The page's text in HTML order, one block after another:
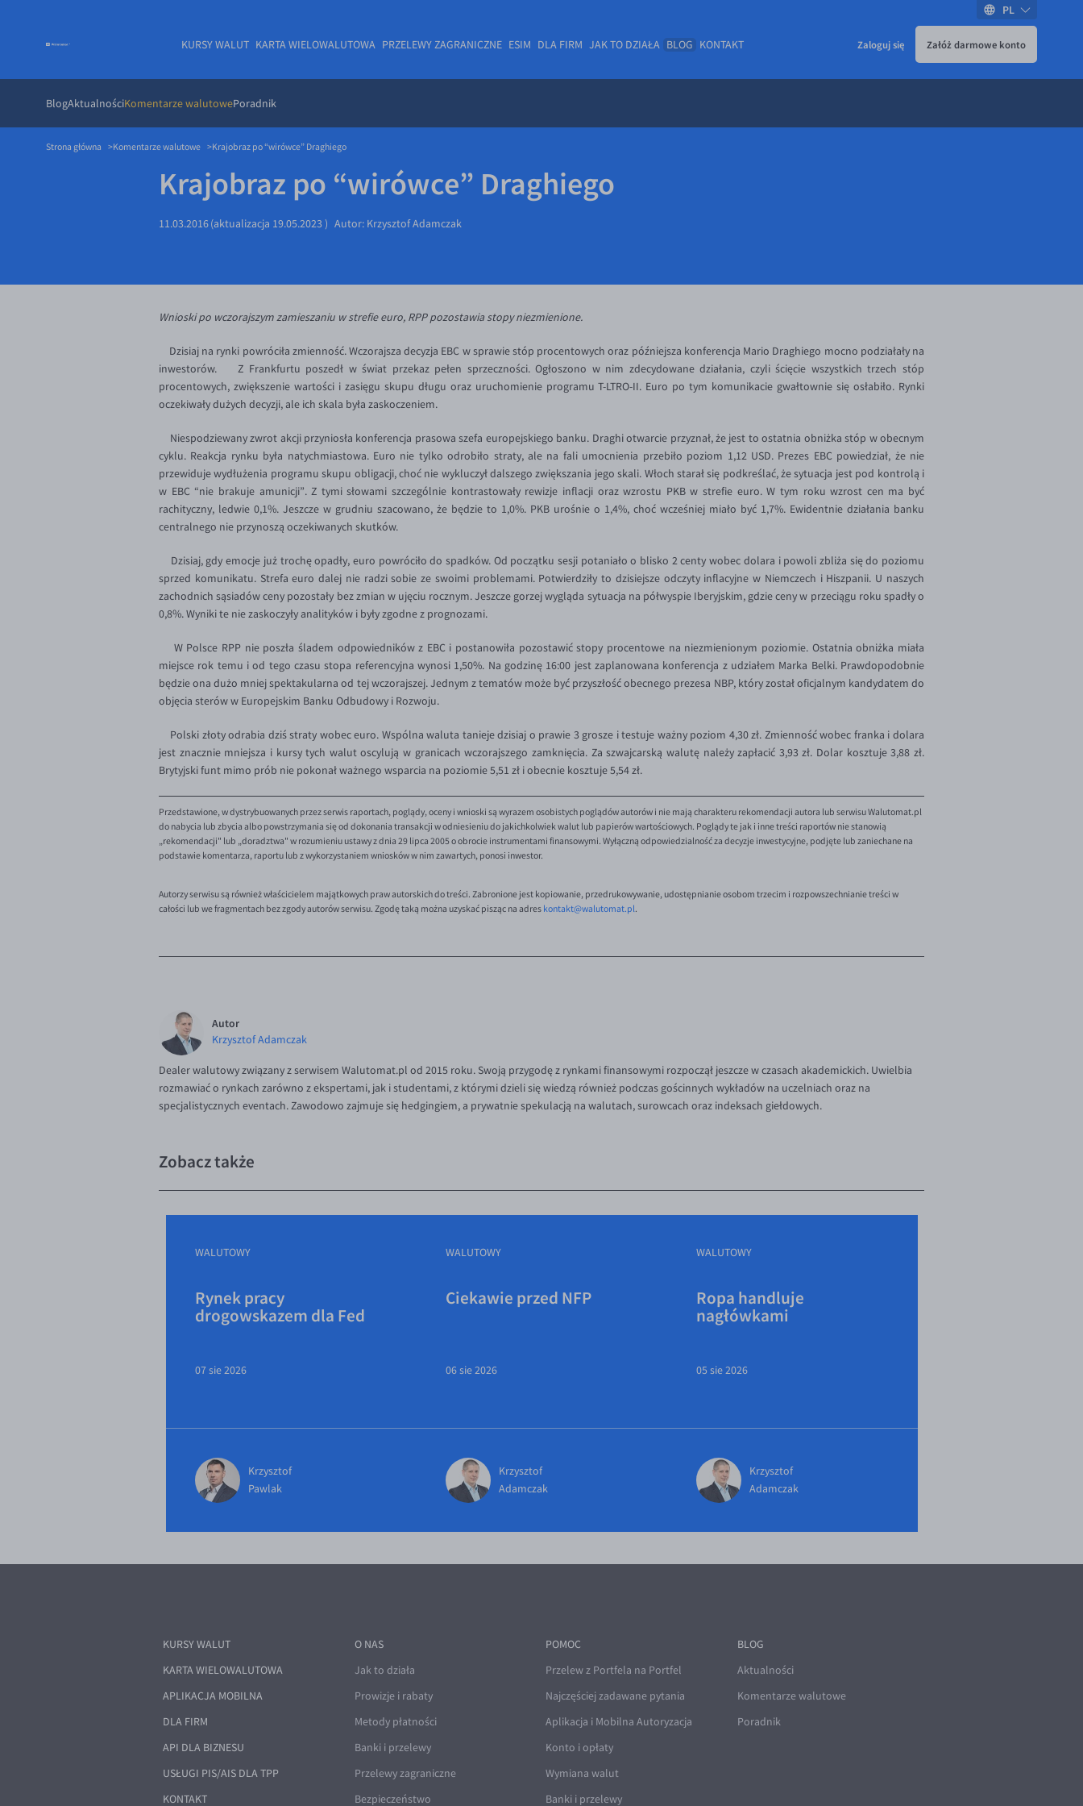
KURSY WALUT KARTA WIELOWALUTOWA PRZELEWY ZAGRANICZNE ESIM DLA FIRM JAK TO DZIAŁA BLOG
BlogAktualnościKomentarze walutowePoradnik
KONTAKT Zaloguj się Załóż darmowe konto
PL
Strona główna Komentarze walutowe Krajobraz po “wirówce” Draghiego
Krajobraz po “wirówce” Draghiego
11.03.2016(aktualizacja 19.05.2023 ) Autor: Krzysztof Adamczak
Wnioski po wczorajszym zamieszaniu w strefie euro, RPP pozostawia stopy niezmienione.
Dzisiaj na rynki powróciła zmienność. Wczorajsza decyzja EBC w sprawie stóp procentowych oraz późniejsza konferencja Mario Draghiego mocno podziałały na
inwestorów. Z Frankfurtu poszedł w świat przekaz pełen sprzeczności. Ogłoszono w nim zdecydowane działania, czyli ścięcie wszystkich trzech stóp
procentowych, zwiększenie wartości i zasięgu skupu długu oraz uruchomienie programu T-LTRO-II. Euro po tym komunikacie gwałtownie się osłabiło. Rynki
oczekiwały dużych decyzji, ale ich skala była zaskoczeniem.
Niespodziewany zwrot akcji przyniosła konferencja prasowa szefa europejskiego banku. Draghi otwarcie przyznał, że jest to ostatnia obniżka stóp w obecnym
cyklu. Reakcja rynku była natychmiastowa. Euro nie tylko odrobiło straty, ale na fali umocnienia przebiło poziom 1,12 USD. Prezes EBC powiedział, że nie
przewiduje wydłużenia programu skupu obligacji, choć nie wykluczył dalszego zwiększania jego skali. Włoch starał się podkreślać, że sytuacja jest pod kontrolą i
w EBC “nie brakuje amunicji”. Z tymi słowami szczególnie kontrastowały rewizje inflacji oraz wzrostu PKB w strefie euro. W tym roku wzrost cen ma być
rachityczny, ledwie 0,1%. Jeszcze w grudniu szacowano, że będzie to 1,0%. PKB urośnie o 1,4%, choć wcześniej miało być 1,7%. Ewidentnie działania banku
centralnego nie przynoszą oczekiwanych skutków.
Dzisiaj, gdy emocje już trochę opadły, euro powróciło do spadków. Od początku sesji potaniało o blisko 2 centy wobec dolara i powoli zbliża się do poziomu
sprzed komunikatu. Strefa euro dalej nie radzi sobie ze swoimi problemami. Potwierdziły to dzisiejsze odczyty inflacyjne w Niemczech i Hiszpanii. U naszych
zachodnich sąsiadów ceny pozostały bez zmian w ujęciu rocznym. Jeszcze gorzej wygląda sytuacja na półwyspie Iberyjskim, gdzie ceny w przeciągu roku spadły o
0,8%. Wyniki te nie zaskoczyły analityków i były zgodne z prognozami.
W Polsce RPP nie poszła śladem odpowiedników z EBC i postanowiła pozostawić stopy procentowe na niezmienionym poziomie. Ostatnia obniżka miała
miejsce rok temu i od tego czasu stopa referencyjna wynosi 1,50%. Na godzinę 16:00 jest zaplanowana konferencja z udziałem Marka Belki. Prawdopodobnie
będzie ona dużo mniej spektakularna od tej wczorajszej. Jednym z tematów może być przyszłość obecnego prezesa NBP, który został oficjalnym kandydatem do
objęcia sterów w Europejskim Banku Odbudowy i Rozwoju.
Polski złoty odrabia dziś straty wobec euro. Wspólna waluta tanieje dzisiaj o prawie 3 grosze i testuje ważny poziom 4,30 zł. Zmienność wobec franka i dolara
jest znacznie mniejsza i kursy tych walut oscylują w granicach wczorajszego zamknięcia. Za szwajcarską walutę należy zapłacić 3,93 zł. Dolar kosztuje 3,88 zł.
Brytyjski funt mimo prób nie pokonał ważnego wsparcia na poziomie 5,51 zł i obecnie kosztuje 5,54 zł.
Przedstawione, w dystrybuowanych przez serwis raportach, poglądy, oceny i wnioski są wyrazem osobistych poglądów autorów i nie mają charakteru rekomendacji autora lub serwisu Walutomat.pl
do nabycia lub zbycia albo powstrzymania się od dokonania transakcji w odniesieniu do jakichkolwiek walut lub papierów wartościowych. Poglądy te jak i inne treści raportów nie stanowią
„rekomendacji" lub „doradztwa" w rozumieniu ustawy z dnia 29 lipca 2005 o obrocie instrumentami finansowymi. Wyłączną odpowiedzialność za decyzje inwestycyjne, podjęte lub zaniechane na
podstawie komentarza, raportu lub z wykorzystaniem wniosków w nim zawartych, ponosi inwestor.
Autorzy serwisu są również właścicielem majątkowych praw autorskich do treści. Zabronione jest kopiowanie, przedrukowywanie, udostępnianie osobom trzecim i rozpowszechnianie treści w
całości lub we fragmentach bez zgody autorów serwisu. Zgodę taką można uzyskać pisząc na adres kontakt@walutomat.pl.
Autor
Krzysztof Adamczak
Dealer walutowy związany z serwisem Walutomat.pl od 2015 roku. Swoją przygodę z rynkami finansowymi rozpoczął jeszcze w czasach akademickich. Uwielbia
rozmawiać o rynkach zarówno z ekspertami, jak i studentami, z którymi dzieli się wiedzą również podczas gościnnych wykładów na uczelniach oraz na
specjalistycznych eventach. Zawodowo zajmuje się hedgingiem, a prywatnie spekulacją na walutach, surowcach oraz indeksach giełdowych.
Zobacz także
WALUTOWY
Rynek pracy
drogowskazem dla Fed
07 sie 2026
Krzysztof
Pawlak
WALUTOWY
Ciekawie przed NFP
06 sie 2026
Krzysztof
Adamczak
WALUTOWY
Ropa handluje
nagłówkami
05 sie 2026
Krzysztof
Adamczak
KURSY WALUT
KARTA WIELOWALUTOWA
APLIKACJA MOBILNA
DLA FIRM
API DLA BIZNESU
USŁUGI PIS/AIS DLA TPP
KONTAKT
O NAS
Jak to działa
Prowizje i rabaty
Metody płatności
Banki i przelewy
Przelewy zagraniczne
Bezpieczeństwo
POMOC
Przelew z Portfela na Portfel
Najczęściej zadawane pytania
Aplikacja i Mobilna Autoryzacja
Konto i opłaty
Wymiana walut
Banki i przelewy
BLOG
Aktualności
Komentarze walutowe
Poradnik